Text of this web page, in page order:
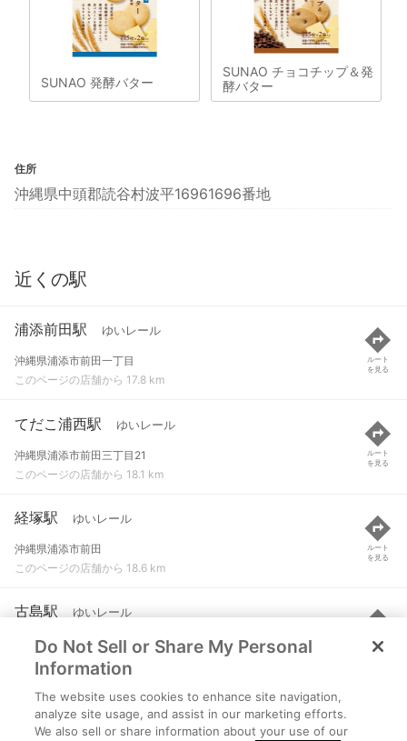
SUNAO 発酵バター
SUNAO チョコチップ＆発
酵バター
住所
沖縄県中頭郡読谷村波平16961696番地
近くの駅
浦添前田駅 ゆいレール
沖縄県浦添市前田一丁目
このページの店舗から 17.8 km
ルート
を見る
てだこ浦西駅 ゆいレール
沖縄県浦添市前田三丁目21
このページの店舗から 18.1 km
ルート
を見る
経塚駅 ゆいレール
沖縄県浦添市前田
このページの店舗から 18.6 km
ルート
を見る
古島駅 ゆいレール
那覇市古島９３-１
このページの店舗から 19.4 km
ルート
を見る
石嶺駅 ゆいレール
沖縄県那覇市首里石嶺町二丁目90
Do Not Sell or Share My Personal
Information
The website uses cookies to enhance site navigation,
analyze site usage, and assist in our marketing efforts.
We also sell or share information about your use of our